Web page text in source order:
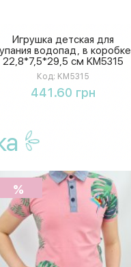
Игрушка детская для
водопад, в коробке
22,8*7,5*29,5 см KM5315
Код: KM5315
441.60 грн
Купить
%